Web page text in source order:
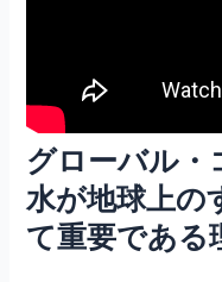
グローバル・
水が地球上の
て重要である